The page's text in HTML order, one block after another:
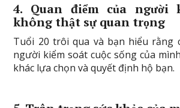
4. Quan điểm của người
không thật sự quan trọng
Tuổi 20 trôi qua và bạn hiểu rằng
người kiểm soát cuộc sống của
khác lựa chọn và quyết định hộ bạn.